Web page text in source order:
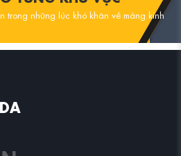
trong những lúc khó khăn về mảng kinh
LIÊN HỆ CHÚNG TÔI